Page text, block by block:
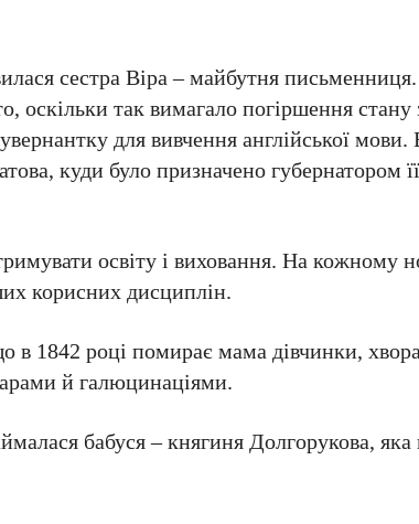
сестра Віра – майбутня письменниця.
оскільки так вимагало погіршення
для вивчення англійської мови.
куди було призначено губернатором
освіту і виховання. На кожному
корисних дисциплін.
1842 році помирає мама дівчинки,
й галюцинаціями.
бабуся – княгиня Долгорукова,